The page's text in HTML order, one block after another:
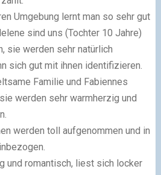
Umgebung lernt man so sehr gut
sind uns (Tochter 10 Jahre)
sie werden sehr natürlich
sich gut mit ihnen identifizieren.
Familie und Fabiennes
werden sehr warmherzig und
werden toll aufgenommen und in
und romantisch, liest sich locker